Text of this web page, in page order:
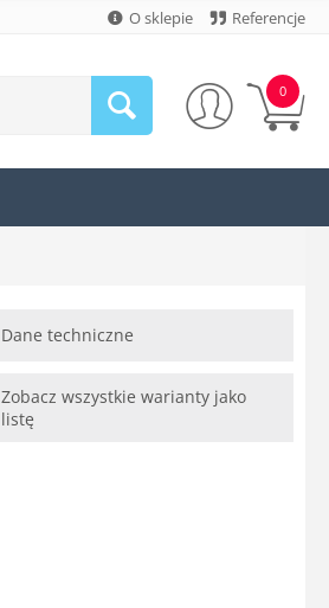
O sklepie Referencje
0
Dane techniczne
Zobacz wszystkie warianty jako
listę